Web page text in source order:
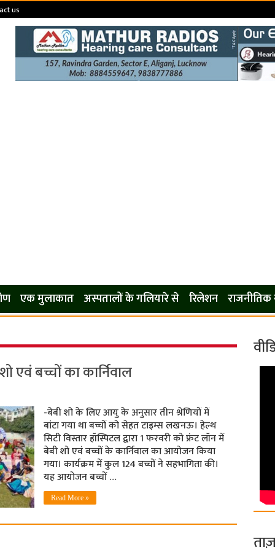
us
एक मुलाकात अस्पतालों के गलियारे से रिलेशन
एवं बच्चों का कार्निवाल
-बेबी शो के लिए आयु के अनुसार तीन श्रेणियों में
बांटा गया था बच्चों को सेहत टाइम्स लखनऊ। हेल्थ
सिटी विस्तार हॉस्पिटल द्वारा 1 फरवरी को फ्रंट लॉन में
बेबी शो एवं बच्चों के कार्निवाल का आयोजन किया
गया। कार्यक्रम में कुल 124 बच्चों ने सहभागिता की।
यह आयोजन बच्चों …
Read More »